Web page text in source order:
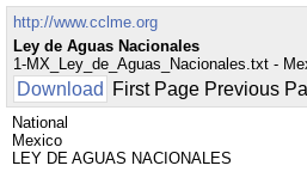
http://www.cclme.org
Ley de Aguas Nacionales
1-MX_Ley_de_Aguas_Nacionales.txt -
Download First Page Previous
National
Mexico
LEY DE AGUAS NACIONALES